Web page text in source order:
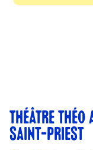
THÉÂTRE THÉO
SAINT-PRIEST